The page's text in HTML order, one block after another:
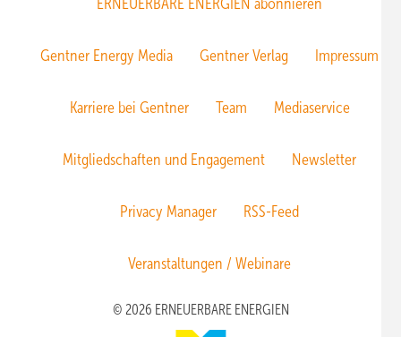
Gentner Energy Media Gentner Verlag Impressum
Karriere bei Gentner Team Mediaservice
Mitgliedschaften und Engagement Newsletter
Privacy Manager RSS-Feed
Veranstaltungen / Webinare
© 2026 ERNEUERBARE ENERGIEN